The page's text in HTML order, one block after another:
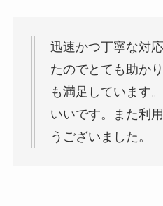
迅速かつ丁寧な対
たのでとても助か
も満足しています
いいです。また利
うございました。